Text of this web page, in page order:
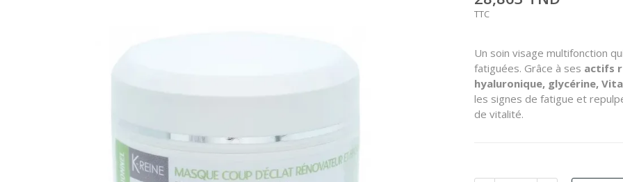
TTC
Un soin visage multifonction
fatiguées. Grâce à ses actifs
hyaluronique, glycérine,
les signes de fatigue et
de vitalité.